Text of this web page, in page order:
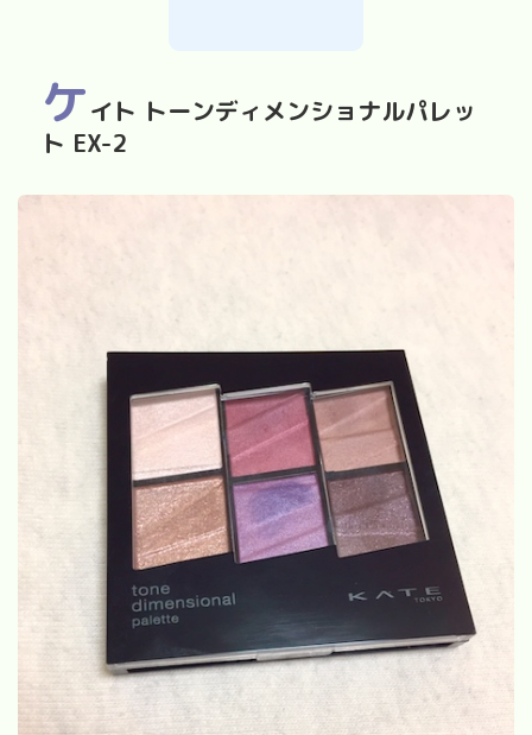
ケイト トーンディメンショナルパレッ
ト EX-2